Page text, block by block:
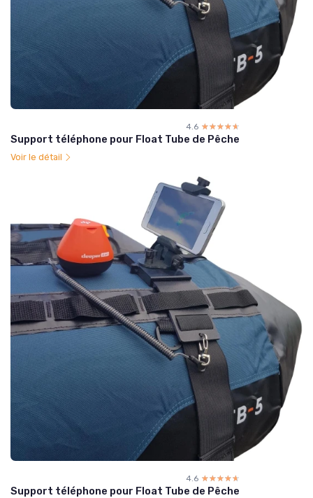
4.6 ☆☆☆☆☆
★★★★★
Support téléphone pour Float Tube de Pêche
Voir le détail
4.6 ☆☆☆☆☆
★★★★★
Support téléphone pour Float Tube de Pêche